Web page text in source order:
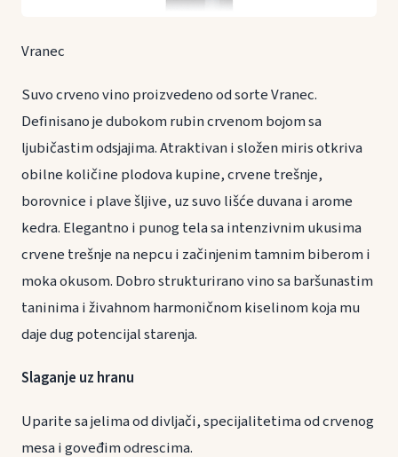
Vranec
Suvo crveno vino proizvedeno od sorte Vranec.
Definisano je dubokom rubin crvenom bojom sa
ljubičastim odsjajima. Atraktivan i složen miris otkriva
obilne količine plodova kupine, crvene trešnje,
borovnice i plave šljive, uz suvo lišće duvana i arome
kedra. Elegantno i punog tela sa intenzivnim ukusima
crvene trešnje na nepcu i začinjenim tamnim biberom i
moka okusom. Dobro strukturirano vino sa baršunastim
taninima i živahnom harmoničnom kiselinom koja mu
daje dug potencijal starenja.
Slaganje uz hranu
Uparite sa jelima od divljači, specijalitetima od crvenog
mesa i goveđim odrescima.